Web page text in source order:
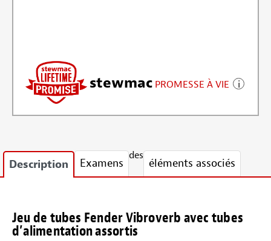
stewmac PROMESSE À VIE
Description Examens
des
éléments associés
Jeu de tubes Fender Vibroverb avec tubes
d’alimentation assortis